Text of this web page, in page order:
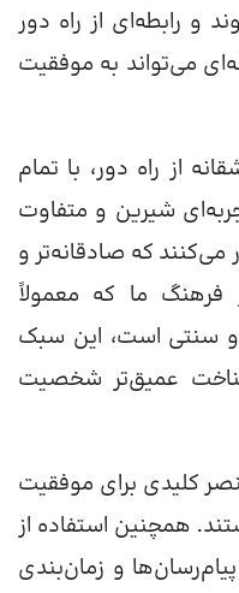
و رابطه‌ای از راه دور
می‌تواند به موفقیت
از راه دور، با تمام
شیرین و متفاوت
می‌کنند که صادقانه‌تر و
فرهنگ ما که معمولاً
سنتی است، این سبک
عمیق‌تر شخصیت
کلیدی برای موفقیت
همچنین استفاده از
و زمان‌بندی